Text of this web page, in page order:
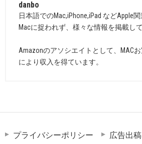
danbo
日本語でのMac,iPhone,iPad などApple
Macに捉われず、様々な情報を掲載して
Amazonのアソシエイトとして、MAC
により収入を得ています。
プライバシーポリシー
広告出